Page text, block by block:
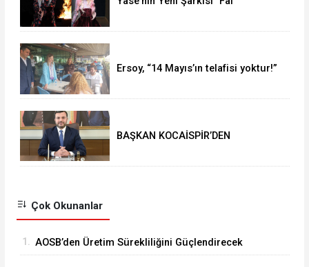
Ersoy, “14 Mayıs’ın telafisi yoktur!”
BAŞKAN KOCAİSPİR’DEN
Çok Okunanlar
1. ⁠AOSB’den Üretim Sürekliliğini Güçlendirecek